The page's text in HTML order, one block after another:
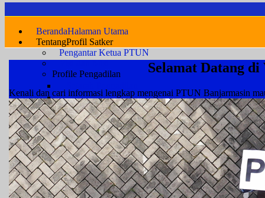
BerandaHalaman Utama
TentangProfil Satker
Pengantar Ketua PTUN
Visi dan Misi
Profile Pengadilan
Wilayah Hukum
Struktur Organisasi
Statistik Kepegawaian
Pimpinan
Hakim
Panitera
Sekretaris
Kepaniteraan
Kesekretariatan
Selamat Datang
Kenali dan cari informasi lengkap mengenai PTUN Banjarmasin